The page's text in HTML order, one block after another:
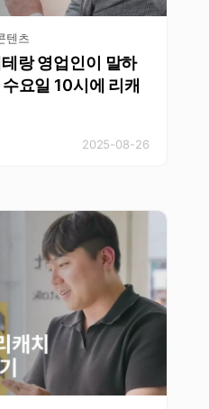
텐츠
랑 영업인이 말하
요일 10시에 리캐
2025-08-26